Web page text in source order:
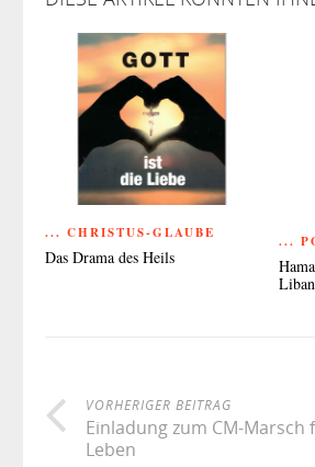
... CHRISTUS-GLAUBE
Das Drama des Heils
...
VORHERIGER BEITRAG
Einladung zum CM-Marsch
Leben